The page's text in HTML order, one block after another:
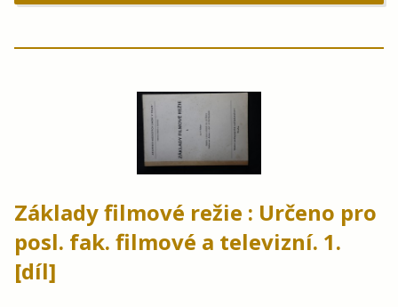
Základy filmové režie : Určeno pro
posl. fak. filmové a televizní. 1.
[díl]